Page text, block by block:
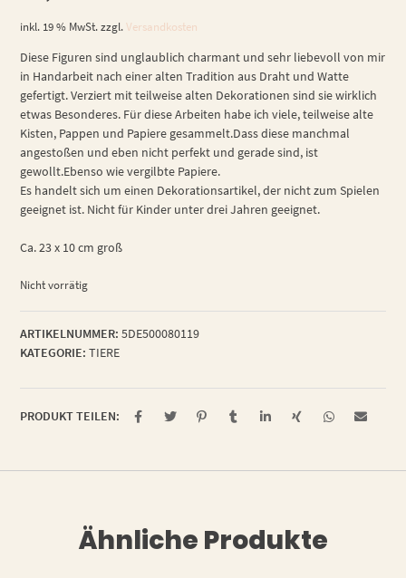
inkl. 19 % MwSt. zzgl.Versandkosten
Diese Figuren sind unglaublich charmant und sehr liebevoll von mir
in Handarbeit nach einer alten Tradition aus Draht und Watte
gefertigt. Verziert mit teilweise alten Dekorationen sind sie wirklich
etwas Besonderes. Für diese Arbeiten habe ich viele, teilweise alte
Kisten, Pappen und Papiere gesammelt.Dass diese manchmal
angestoßen und eben nicht perfekt und gerade sind, ist
gewollt.Ebenso wie vergilbte Papiere.
Es handelt sich um einen Dekorationsartikel, der nicht zum Spielen
geeignet ist. Nicht für Kinder unter drei Jahren geeignet.
Ca. 23 x 10 cm groß
Nicht vorrätig
ARTIKELNUMMER: 5DE500080119
KATEGORIE: TIERE
PRODUKT TEILEN:
Ähnliche Produkte